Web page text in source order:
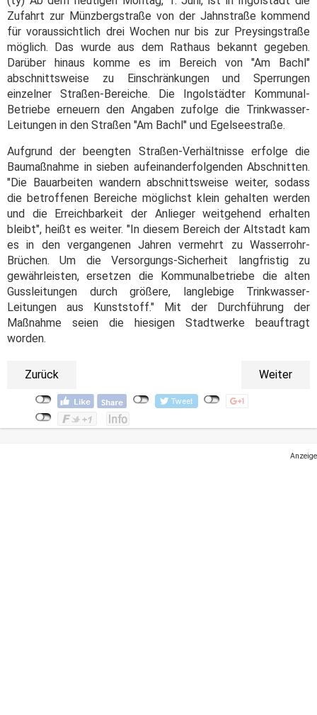
Zufahrt zur Münzbergstraße von der Jahnstraße kommend
für voraussichtlich drei Wochen nur bis zur Preysingstraße
möglich. Das wurde aus dem Rathaus bekannt gegeben.
Darüber hinaus komme es im Bereich von "Am Bachl"
abschnittsweise zu Einschränkungen und Sperrungen
einzelner Straßen-Bereiche. Die Ingolstädter Kommunal-
Betriebe erneuern den Angaben zufolge die Trinkwasser-
Leitungen in den Straßen "Am Bachl" und Egelseestraße.
Aufgrund der beengten Straßen-Verhältnisse erfolge die
Baumaßnahme in sieben aufeinanderfolgenden Abschnitten.
"Die Bauarbeiten wandern abschnittsweise weiter, sodass
die betroffenen Bereiche möglichst klein gehalten werden
und die Erreichbarkeit der Anlieger weitgehend erhalten
bleibt", heißt es weiter. "In diesem Bereich der Altstadt kam
es in den vergangenen Jahren vermehrt zu Wasserrohr-
Brüchen. Um die Versorgungs-Sicherheit langfristig zu
gewährleisten, ersetzen die Kommunalbetriebe die alten
Gussleitungen durch größere, langlebige Trinkwasser-
Leitungen aus Kunststoff." Mit der Durchführung der
Maßnahme seien die hiesigen Stadtwerke beauftragt
worden.
Zurück Weiter
Anzeige